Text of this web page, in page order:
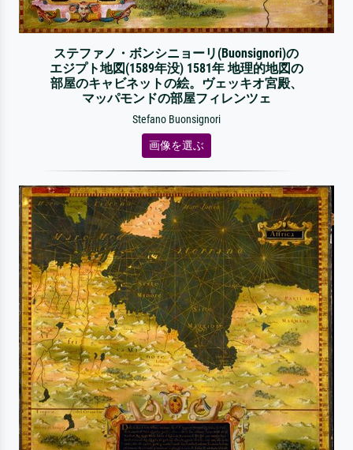
ステファノ・ボンシニョーリ(Buonsignori)の
エジプト地図(1589年没) 1581年 地理的地図の
部屋のキャビネットの絵。ヴェッキオ宮殿、
マッパモンドの部屋フィレンツェ
Stefano Buonsignori
画像を選ぶ